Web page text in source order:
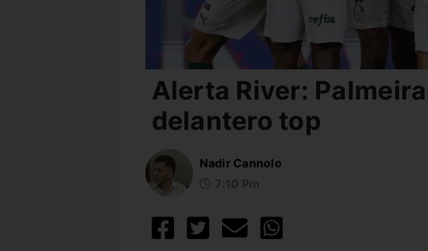
Alerta River:
delantero top
Nadir Cannolo